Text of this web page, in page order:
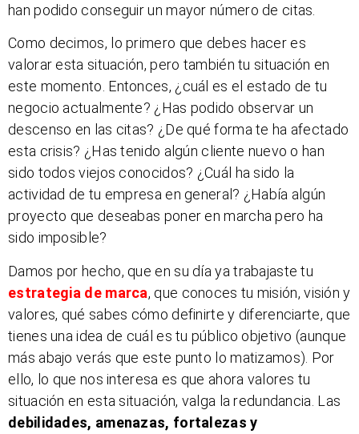
han podido conseguir un mayor número de citas.
Como decimos, lo primero que debes hacer es
valorar esta situación, pero también tu situación en
este momento. Entonces, ¿cuál es el estado de tu
negocio actualmente? ¿Has podido observar un
descenso en las citas? ¿De qué forma te ha afectado
esta crisis? ¿Has tenido algún cliente nuevo o han
sido todos viejos conocidos? ¿Cuál ha sido la
actividad de tu empresa en general? ¿Había algún
proyecto que deseabas poner en marcha pero ha
sido imposible?
Damos por hecho, que en su día ya trabajaste tu
estrategia de marca, que conoces tu misión, visión y
valores, qué sabes cómo definirte y diferenciarte, que
tienes una idea de cuál es tu público objetivo (aunque
más abajo verás que este punto lo matizamos). Por
ello, lo que nos interesa es que ahora valores tu
situación en esta situación, valga la redundancia. Las
debilidades, amenazas, fortalezas y